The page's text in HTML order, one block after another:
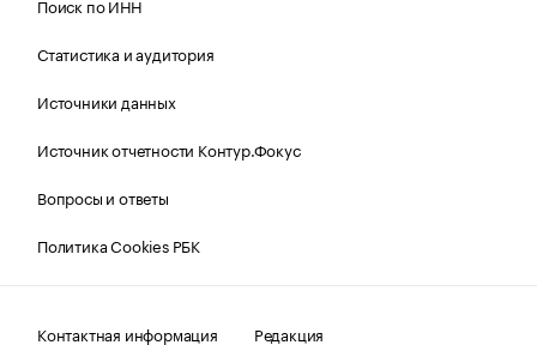
Поиск по ИНН
Статистика и аудитория
Источники данных
Источник отчетности Контур.Фокус
Вопросы и ответы
Политика Cookies РБК
Контактная информация Редакция